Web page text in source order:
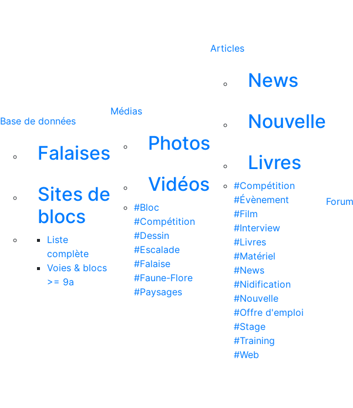
Base de données
Falaises
Sites de
blocs
Liste
complète
Voies & blocs
>= 9a
Médias
Photos
Vidéos
#Bloc
#Compétition
#Dessin
#Escalade
#Falaise
#Faune-Flore
#Paysages
Articles
News
Nouvelle
Livres
#Compétition
#Évènement
#Film
#Interview
#Livres
#Matériel
#News
#Nidification
#Nouvelle
#Offre d'emploi
#Stage
#Training
#Web
Forum